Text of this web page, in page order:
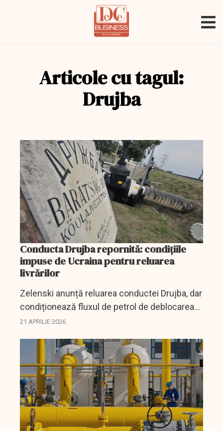
Articole cu tagul:
Drujba
Conducta Drujba repornită: condițiile
impuse de Ucraina pentru reluarea
livrărilor
Zelenski anunță reluarea conductei Drujba, dar
condiționează fluxul de petrol de deblocarea
împrumutului UE de 90 miliarde euro. Miza
21 APRILIE 2026